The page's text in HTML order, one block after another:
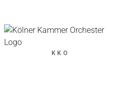
KKO